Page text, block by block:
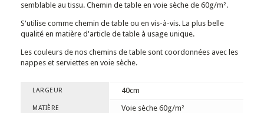
semblable au tissu. Chemin de table en voie sèche de 60g/m².
S'utilise comme chemin de table ou en vis-à-vis. La plus belle
qualité en matière d'article de table à usage unique.
Les couleurs de nos chemins de table sont coordonnées avec les
nappes et serviettes en voie sèche.
LARGEUR 40cm
MATIÈRE Voie sèche 60g/m²